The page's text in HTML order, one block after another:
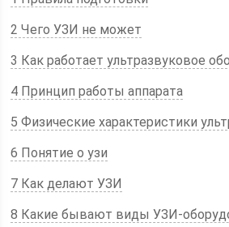
2 Чего УЗИ не может
3 Как работает ультразвуковое
4 Принцип работы аппарата
5 Физические характеристики
6 Понятие о узи
7 Как делают УЗИ
8 Какие бывают виды УЗИ-